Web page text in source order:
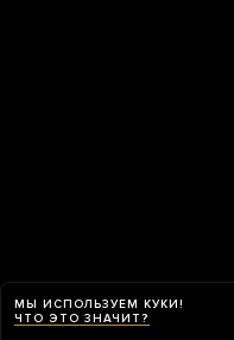
МЫ ИСПОЛЬЗУЕМ КУКИ!
ЧТО ЭТО ЗНАЧИТ?